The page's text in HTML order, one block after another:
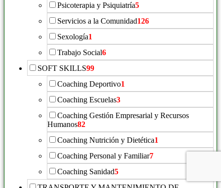
Psicoterapia y Psiquiatría5
Servicios a la Comunidad126
Sexología1
Trabajo Social6
SOFT SKILLS99
Coaching Deportivo1
Coaching Escuelas3
Coaching Gestión Empresarial y Recursos
Humanos82
Coaching Nutrición y Dietética1
Coaching Personal y Familiar7
Coaching Sanidad5